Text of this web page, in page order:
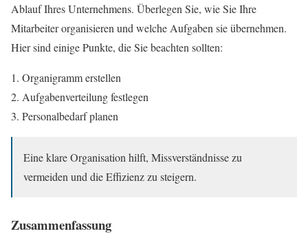
Ablauf Ihres Unternehmens. Überlegen Sie, wie Sie Ihre
Mitarbeiter organisieren und welche Aufgaben sie übernehmen.
Hier sind einige Punkte, die Sie beachten sollten:
Organigramm erstellen
Aufgabenverteilung festlegen
Personalbedarf planen
Eine klare Organisation hilft, Missverständnisse zu
vermeiden und die Effizienz zu steigern.
Zusammenfassung